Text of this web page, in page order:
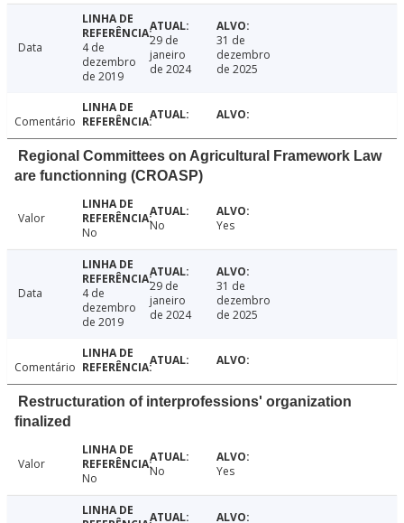
Data
4 de
dezembro
de 2019
29 de
janeiro
de 2024
31 de
dezembro
de 2025
Comentário
Regional Committees on Agricultural Framework Law
are functionning (CROASP)
Valor
No
No Yes
Data
4 de
dezembro
de 2019
29 de
janeiro
de 2024
31 de
dezembro
de 2025
Comentário
Restructuration of interprofessions' organization
finalized
Valor
No
No Yes